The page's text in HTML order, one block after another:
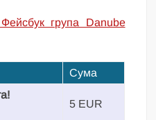
група Danube
Сума
5 EUR